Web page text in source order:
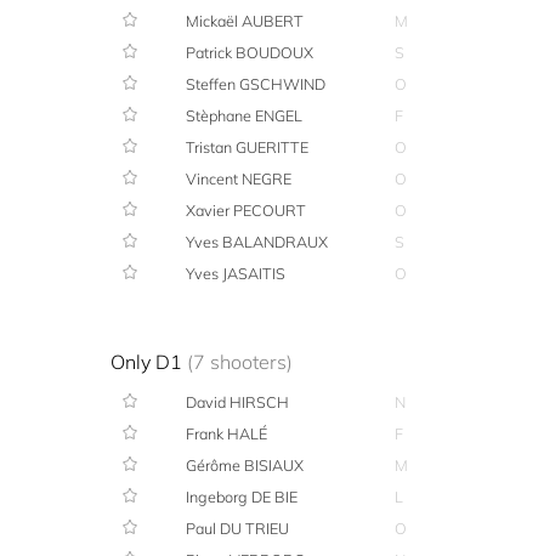
Mickaël AUBERT
M
Patrick BOUDOUX
S
Steffen GSCHWIND
O
Stèphane ENGEL
F
Tristan GUERITTE
O
Vincent NEGRE
O
Xavier PECOURT
O
Yves BALANDRAUX
S
Yves JASAITIS
O
Only D1 (7 shooters)
David HIRSCH
N
Frank HALÉ
F
Gérôme BISIAUX
M
Ingeborg DE BIE
L
Paul DU TRIEU
O